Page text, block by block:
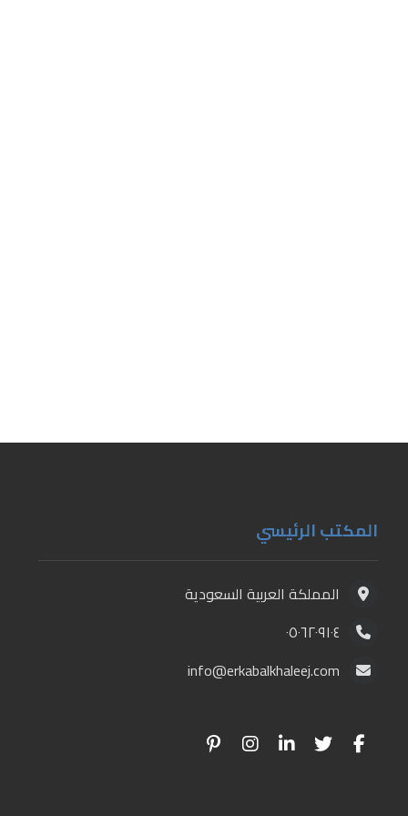
المكتب الرئيسي
المملكة العربية السعودية
٠٥٠٦٢٠٩١٠٤
info@erkabalkhaleej.com